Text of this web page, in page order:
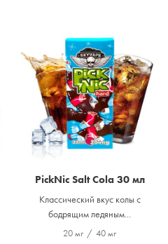
PickNic Salt Cola 30 мл
Классический вкус колы с
бодрящим ледяным...
20 мг / 40 мг